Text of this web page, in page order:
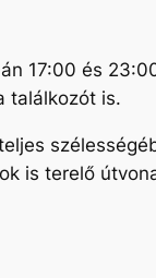
17:00 és
találkozót is.
is terelő